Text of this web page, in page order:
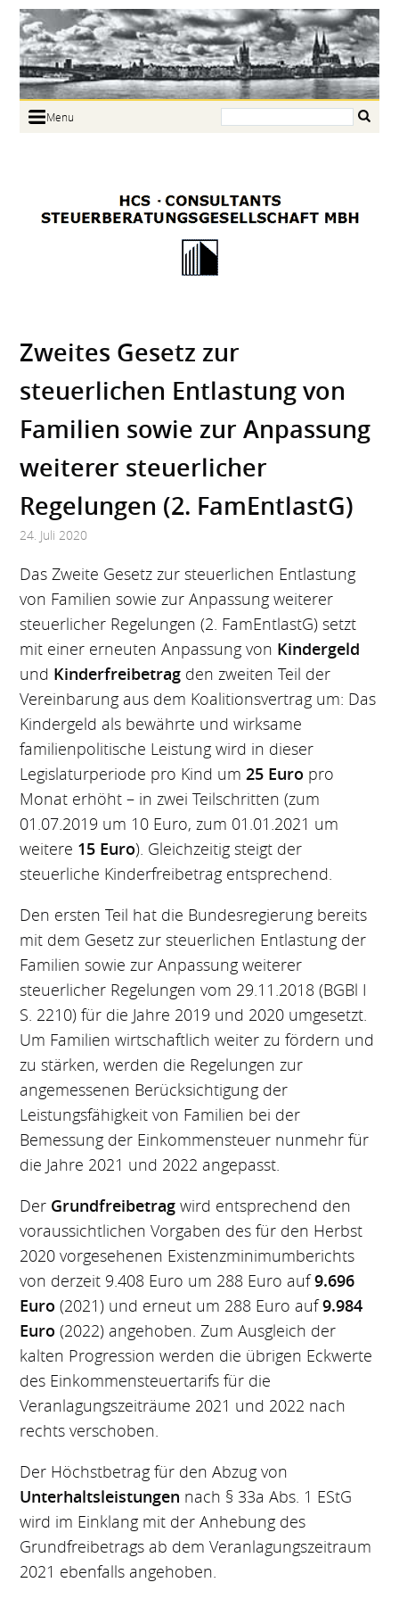
Menu
Links
Zweites Gesetz zur
steuerlichen Entlastung von
Familien sowie zur Anpassung
weiterer steuerlicher
Regelungen (2. FamEntlastG)
24. Juli 2020
Das Zweite Gesetz zur steuerlichen Entlastung
von Familien sowie zur Anpassung weiterer
steuerlicher Regelungen (2. FamEntlastG) setzt
mit einer erneuten Anpassung von Kindergeld
und Kinderfreibetrag den zweiten Teil der
Vereinbarung aus dem Koalitionsvertrag um: Das
Kindergeld als bewährte und wirksame
familienpolitische Leistung wird in dieser
Legislaturperiode pro Kind um25 Euro pro
Monat erhöht – in zwei Teilschritten (zum
01.07.2019 um 10 Euro, zum 01.01.2021 um
weitere 15 Euro). Gleichzeitig steigt der
steuerliche Kinderfreibetrag entsprechend.
Den ersten Teil hat die Bundesregierung bereits
mit dem Gesetz zur steuerlichen Entlastung der
Familien sowie zur Anpassung weiterer
steuerlicher Regelungen vom 29.11.2018 (BGBl I
S. 2210) für die Jahre 2019 und 2020 umgesetzt.
Um Familien wirtschaftlich weiter zu fördern und
zu stärken, werden die Regelungen zur
angemessenen Berücksichtigung der
Leistungsfähigkeit von Familien bei der
Bemessung der Einkommensteuer nunmehr für
die Jahre 2021 und 2022 angepasst.
Der Grundfreibetrag wird entsprechend den
voraussichtlichen Vorgaben des für den Herbst
2020 vorgesehenen Existenzminimumberichts
von derzeit 9.408 Euro um 288 Euro auf9.696
Euro (2021) und erneut um 288 Euro auf9.984
Euro (2022) angehoben. Zum Ausgleich der
kalten Progression werden die übrigen Eckwerte
des Einkommensteuertarifs für die
Veranlagungszeiträume 2021 und 2022 nach
rechts verschoben.
Der Höchstbetrag für den Abzug von
Unterhaltsleistungen nach § 33a Abs. 1 EStG
wird im Einklang mit der Anhebung des
Grundfreibetrags ab dem Veranlagungszeitraum
2021 ebenfalls angehoben.